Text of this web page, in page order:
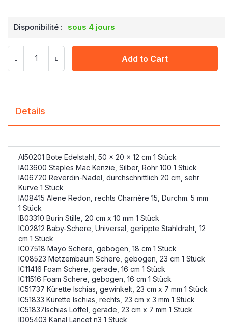
Disponibilité : sous 4 jours
Add to Cart
Details
AI50201 Bote Edelstahl, 50 x 20 x 12 cm 1 Stück
IA03600 Staples Mac Kenzie, Silber, Rohr 100 1 Stück
IA06720 Reverdin-Nadel, durchschnittlich 20 cm, sehr
Kurve 1 Stück
IA08415 Alene Redon, rechts Charrière 15, Durchm. 5 mm
1 Stück
IB03310 Burin Stille, 20 cm x 10 mm 1 Stück
IC02812 Baby-Schere, Universal, gerippte Stahldraht, 12
cm 1 Stück
IC07518 Mayo Schere, gebogen, 18 cm 1 Stück
IC08523 Metzembaum Schere, gebogen, 23 cm 1 Stück
IC11416 Foam Schere, gerade, 16 cm 1 Stück
IC11516 Foam Schere, gebogen, 16 cm 1 Stück
IC51737 Kürette Ischias, gewinkelt, 23 cm x 7 mm 1 Stück
IC51833 Kürette Ischias, rechts, 23 cm x 3 mm 1 Stück
IC51837Ischias Löffel, gerade, 23 cm x 7 mm 1 Stück
ID05403 Kanal Lancet n3 1 Stück